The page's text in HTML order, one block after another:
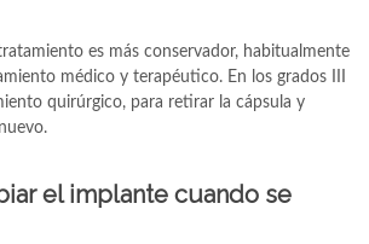
es más conservador, habitualmente
médico y terapéutico. En los grados III
quirúrgico, para retirar la cápsula y
el implante cuando se